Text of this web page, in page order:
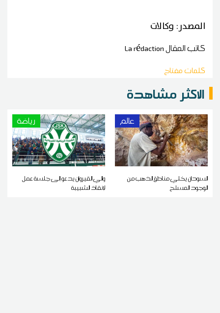
المصدر: وكالات
كاتب المقالLa rédaction
كلمات مفتاح
الاكثر مشاهدة
عالم
السودان يخلي مناطق الذهب من
الوجود المسلح
رياضة
والي القيروان يدعو إلى جلسة عمل
لإنقاذ الشبيبة